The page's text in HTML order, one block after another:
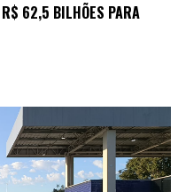
62,5 BILHÕES PARA